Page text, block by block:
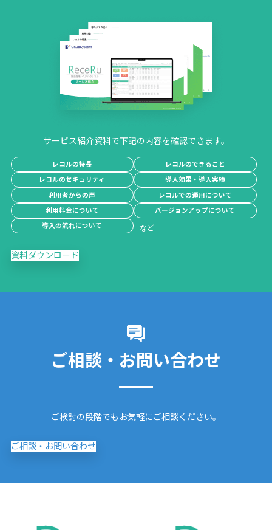
サービス紹介資料で下記の内容を確認できます。
レコルの特長
レコルのできること
レコルのセキュリティ
導入効果・導入実績
利用者からの声
レコルでの運用について
利用料金について
バージョンアップについて
導入の流れについて
資料ダウンロード
ご相談・お問い合わせ
ご検討の段階でもお気軽にご相談ください。
ご相談・お問い合わせ